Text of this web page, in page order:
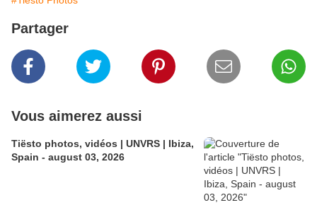
Partager
Vous aimerez aussi
Tiësto photos, vidéos | UNVRS | Ibiza,
Spain - august 03, 2026